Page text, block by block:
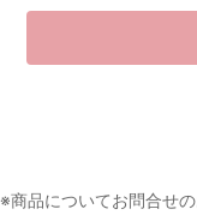
※商品についてお問合せ